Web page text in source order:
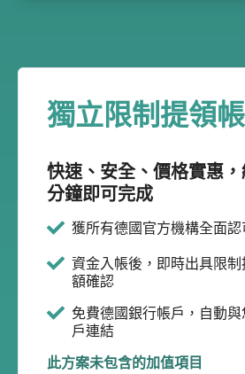
獨立限制提領
快速、安全、價格實惠
分鐘即可完成
獲所有德國官方機構全面認
資金入帳後，即時出具限
額確認
免費德國銀行帳戶，自動
戶連結
此方案未包含的加值項目